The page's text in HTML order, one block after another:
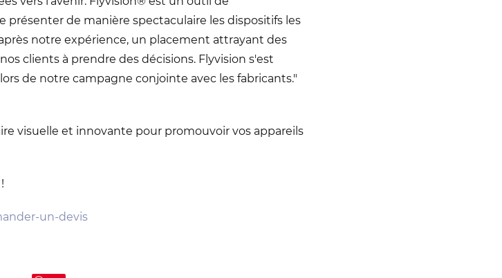
de manière spectaculaire les dispositifs les
notre expérience, un placement attrayant des
clients à prendre des décisions. Flyvision s'est
de notre campagne conjointe avec les fabricants."
visuelle et innovante pour promouvoir vos appareils
un-devis